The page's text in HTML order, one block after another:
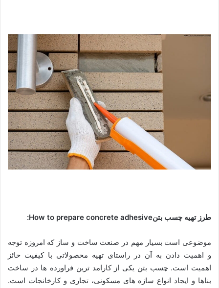
طرز تهیه چسب بتنHow to prepare concrete adhesive:
موضوعی است بسیار مهم در صنعت ساخت و ساز که امروزه توجه
و اهمیت دادن به آن در راستای تهیه محصولاتی با کیفیت حائز
اهمیت است. چسب بتن یکی از کارامد ترین فراورده ها در ساخت
بناها و ایجاد انواع سازه های مسکونی، تجاری و کارخانجات است.